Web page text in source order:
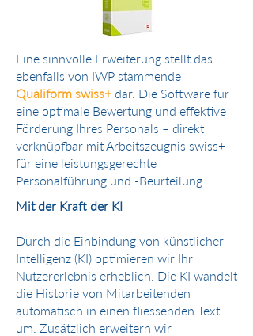
Eine sinnvolle Erweiterung stellt das
ebenfalls von IWP stammende
Qualiform swiss+ dar. Die Software für
eine optimale Bewertung und effektive
Förderung Ihres Personals – direkt
verknüpfbar mit Arbeitszeugnis swiss+
für eine leistungsgerechte
Personalführung und -Beurteilung.
Mit der Kraft der KI
Durch die Einbindung von künstlicher
Intelligenz (KI) optimieren wir Ihr
Nutzererlebnis erheblich. Die KI wandelt
die Historie von Mitarbeitenden
automatisch in einen fliessenden Text
um. Zusätzlich erweitern wir